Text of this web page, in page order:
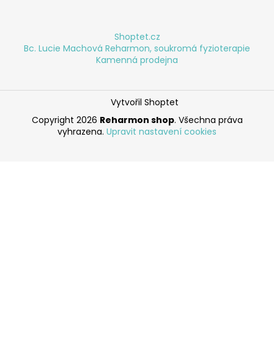
Shoptet.cz
Bc. Lucie Machová Reharmon, soukromá fyzioterapie
Kamenná prodejna
Vytvořil Shoptet
Copyright 2026 Reharmon shop. Všechna práva
vyhrazena. Upravit nastavení cookies